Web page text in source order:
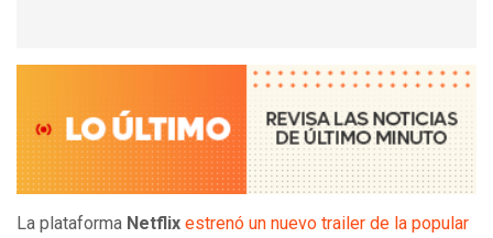
La plataforma Netflix estrenó un nuevo trailer de la popular